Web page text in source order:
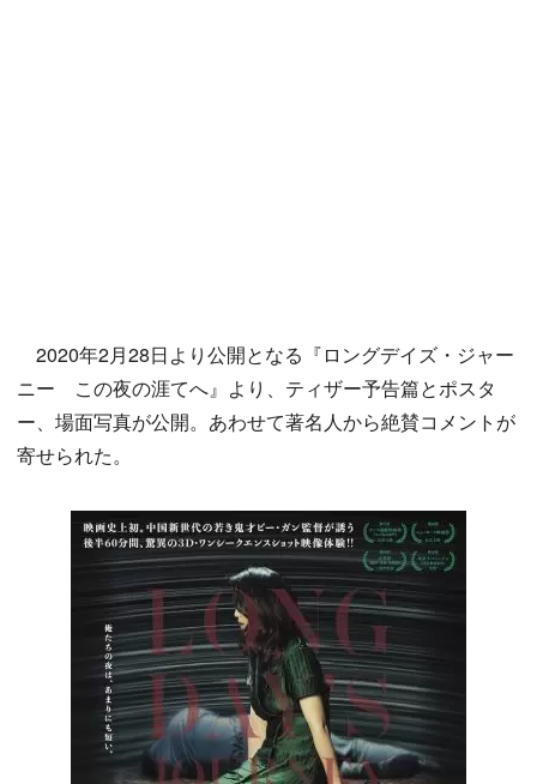
2020年2月28日より公開となる『ロングデイズ・ジャー
ニー この夜の涯てへ』より、ティザー予告篇とポスタ
ー、場面写真が公開。あわせて著名人から絶賛コメントが
寄せられた。